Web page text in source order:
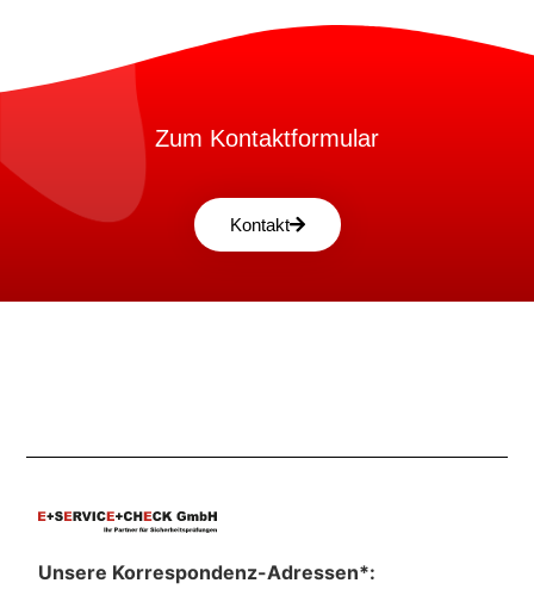
Zum Kontaktformular
Kontakt
Unsere Korrespondenz-Adressen*: